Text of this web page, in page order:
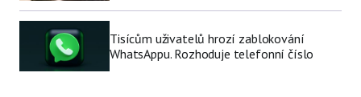
Tisícům uživatelů hrozí zablokování
WhatsAppu. Rozhoduje telefonní číslo